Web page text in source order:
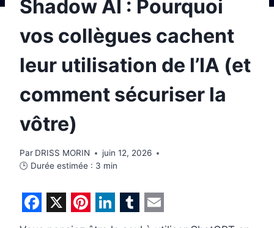
Shadow AI : Pourquoi
vos collègues cachent
leur utilisation de l’IA (et
comment sécuriser la
vôtre)
Par DRISS MORIN
juin 12, 2026
🕒 Durée estimée : 3 min
F X P L
T E